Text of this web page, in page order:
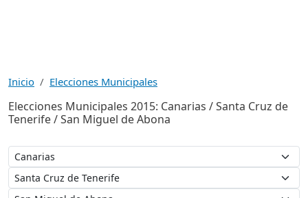
Inicio Elecciones Municipales
Elecciones Municipales 2015: Canarias / Santa Cruz de
Tenerife / San Miguel de Abona